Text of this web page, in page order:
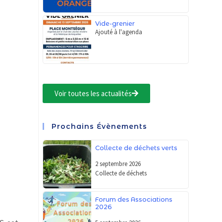
Vide-grenier
Ajouté à l'agenda
Voir toutes les actualités
Prochains Évènements
Collecte de déchets verts
2 septembre 2026
Collecte de déchets
Forum des Associations
2026